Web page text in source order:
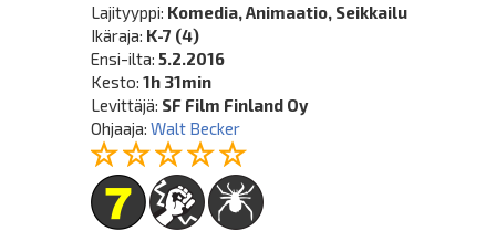
Lajityyppi: Komedia, Animaatio, Seikkailu
Ikäraja: K-7 (4)
Ensi-ilta: 5.2.2016
Kesto:1h 31min
Levittäjä: SF Film Finland Oy
Ohjaaja:Walt Becker